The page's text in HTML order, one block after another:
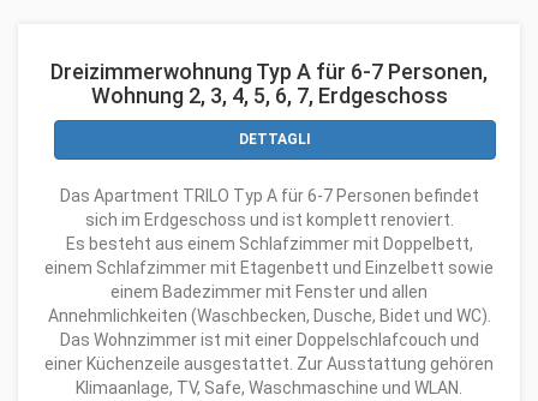
Dreizimmerwohnung Typ A für 6-7 Personen,
Wohnung 2, 3, 4, 5, 6, 7, Erdgeschoss
DETTAGLI
Das Apartment TRILO Typ A für 6-7 Personen befindet
sich im Erdgeschoss und ist komplett renoviert.
Es besteht aus einem Schlafzimmer mit Doppelbett,
einem Schlafzimmer mit Etagenbett und Einzelbett sowie
einem Badezimmer mit Fenster und allen
Annehmlichkeiten (Waschbecken, Dusche, Bidet und WC).
Das Wohnzimmer ist mit einer Doppelschlafcouch und
einer Küchenzeile ausgestattet. Zur Ausstattung gehören
Klimaanlage, TV, Safe, Waschmaschine und WLAN.